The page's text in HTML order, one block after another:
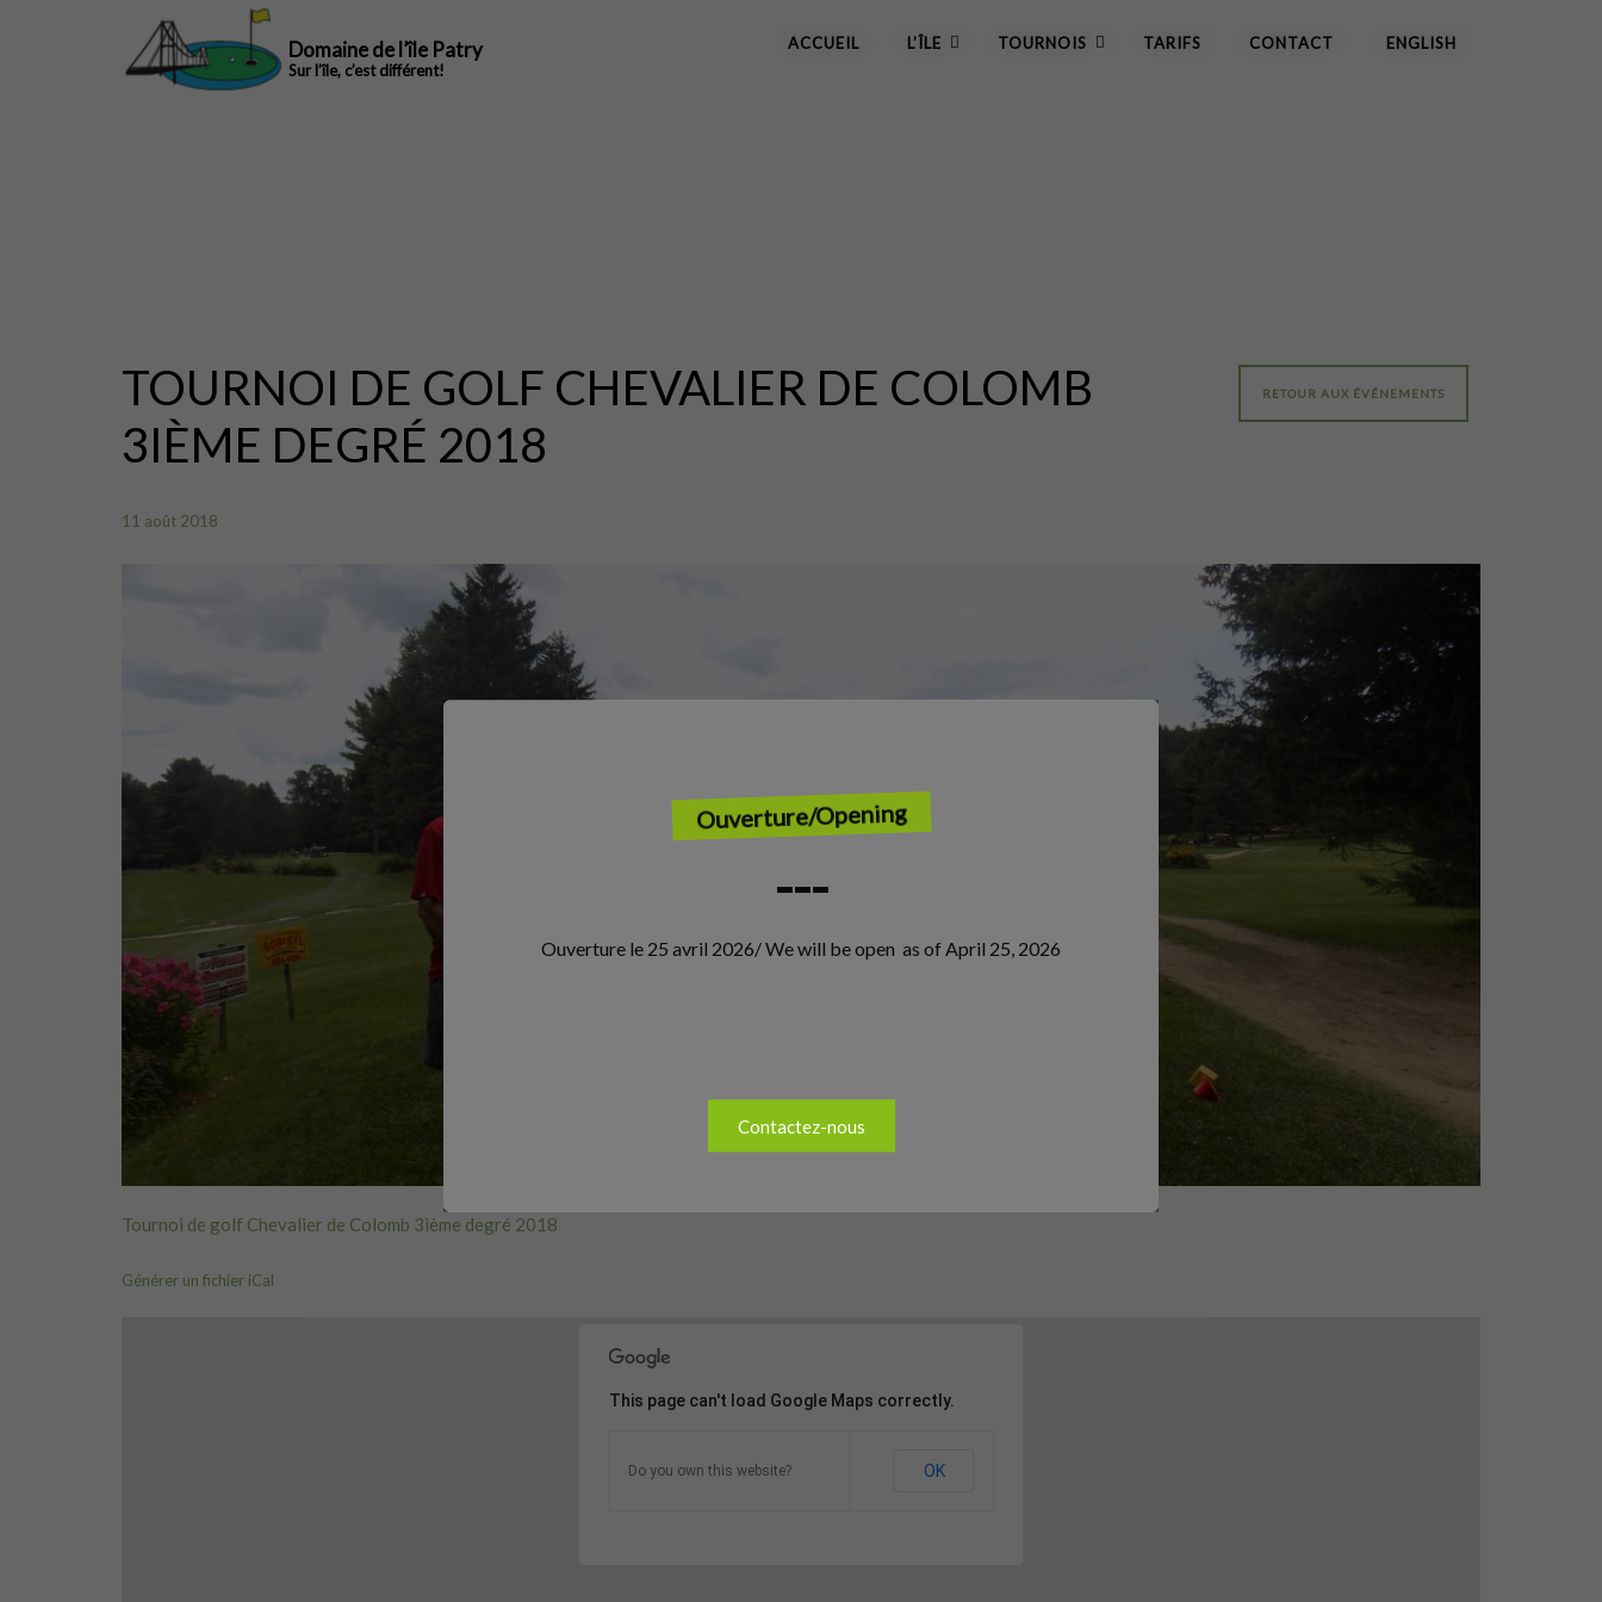
Domaine de l’île Patry
Sur l’île, c’est différent!
ACCUEIL L’ÎLE TOURNOIS TARIFS CONTACT ENGLISH
RETOUR AUX ÉVÉNEMENTS
TOURNOI DE GOLF CHEVALIER DE COLOMB
3IÈME DEGRÉ 2018
11 août 2018
Tournoi de golf Chevalier de Colomb 3ième degré 2018
Générer un fichier iCal
This page can't load Google Maps correctly.
Do you own this website? OK
Ouverture/Opening
---
Ouverture le 25 avril 2026/ We will be open as of April 25, 2026
Contactez-nous